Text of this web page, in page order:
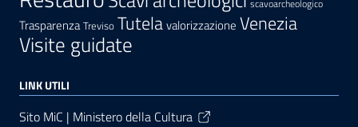
scavoarcheologico
Trasparenza Treviso Tutelavalorizzazione Venezia
Visite guidate
LINK UTILI
Sito MiC | Ministero della Cultura